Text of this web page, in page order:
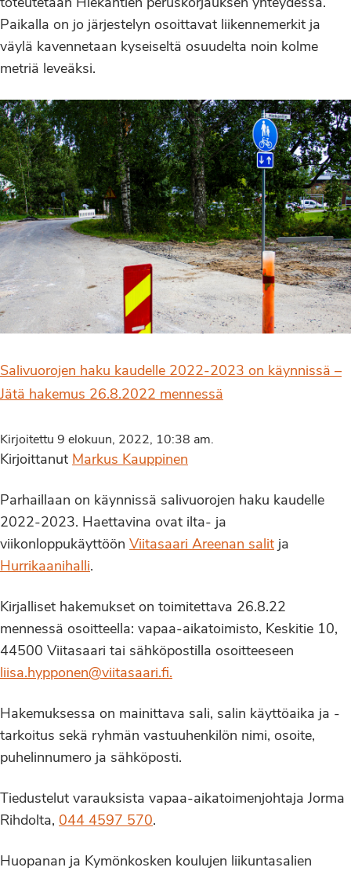
toteutetaan Hiekantien peruskorjauksen yhteydessä.
Paikalla on jo järjestelyn osoittavat liikennemerkit ja
väylä kavennetaan kyseiseltä osuudelta noin kolme
metriä leveäksi.
Salivuorojen haku kaudelle 2022-2023 on käynnissä –
Jätä hakemus 26.8.2022 mennessä
Kirjoitettu 9 elokuun, 2022, 10:38 am.
Kirjoittanut Markus Kauppinen
Parhaillaan on käynnissä salivuorojen haku kaudelle
2022-2023. Haettavina ovat ilta- ja
viikonloppukäyttöön Viitasaari Areenan salit ja
Hurrikaanihalli.
Kirjalliset hakemukset on toimitettava 26.8.22
mennessä osoitteella: vapaa-aikatoimisto, Keskitie 10,
44500 Viitasaari tai sähköpostilla osoitteeseen
liisa.hypponen@viitasaari.fi.
Hakemuksessa on mainittava sali, salin käyttöaika ja -
tarkoitus sekä ryhmän vastuuhenkilön nimi, osoite,
puhelinnumero ja sähköposti.
Tiedustelut varauksista vapaa-aikatoimenjohtaja Jorma
Rihdolta, 044 4597 570.
Huopanan ja Kymönkosken koulujen liikuntasalien